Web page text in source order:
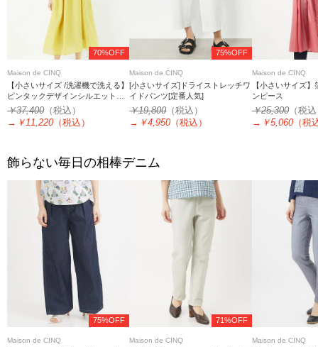
70%OFF
Maison de CINQ
【小さいサイズ /洗濯機で洗える】
ピンタックデザインシルエットワ
ンピース
￥37,400 （税込）
→ ￥11,220 （税込）
75%OFF
Maison de CINQ
[小さいサイズ]ドライストレッチワ
イドパンツ[定番人気]
￥19,800（税込）
→ ￥4,950 （税込）
Maison de CINQ
【小さいサイズ
ンピース
￥25,300（税
→ ￥5,060（税
飾らない毎日の相棒デニム
75%OFF
Maison de CINQ
71%OFF
Maison de CINQ Maison de CINQ